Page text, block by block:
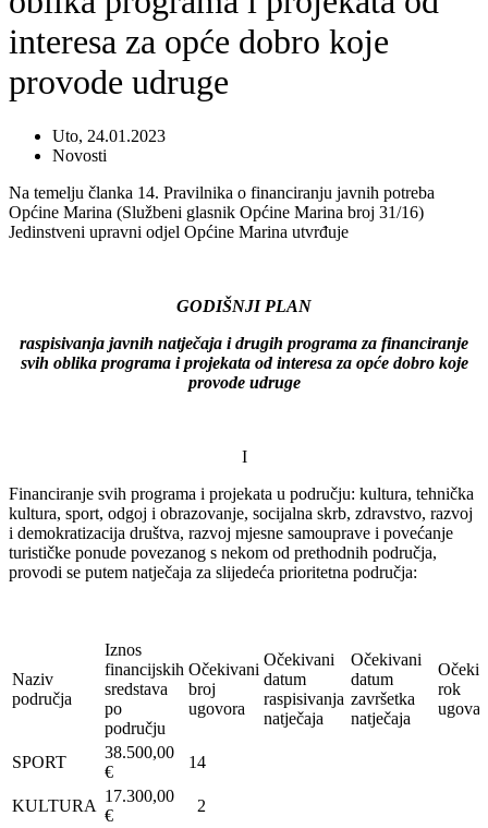
interesa za opće dobro koje
provode udruge
Uto, 24.01.2023
Novosti
Na temelju članka 14. Pravilnika o financiranju javnih potreba
Općine Marina (Službeni glasnik Općine Marina broj 31/16)
Jedinstveni upravni odjel Općine Marina utvrđuje
GODIŠNJI PLAN
raspisivanja javnih natječaja i drugih programa za financiranje
svih oblika programa i projekata od interesa za opće dobro koje
provode udruge
I
Financiranje svih programa i projekata u području: kultura, tehnička
kultura, sport, odgoj i obrazovanje, socijalna skrb, zdravstvo, razvoj
i demokratizacija društva, razvoj mjesne samouprave i povećanje
turističke ponude povezanog s nekom od prethodnih područja,
provodi se putem natječaja za slijedeća prioritetna područja:
Naziv
područja
Iznos
financijskih
sredstava
po
području
Očekivani
broj
ugovora
Očekivani
datum
raspisivanja
natječaja
Očekivani
datum
završetka
natječaja
rok
SPORT
38.500,00
€
14
KULTURA
17.300,00
€
2